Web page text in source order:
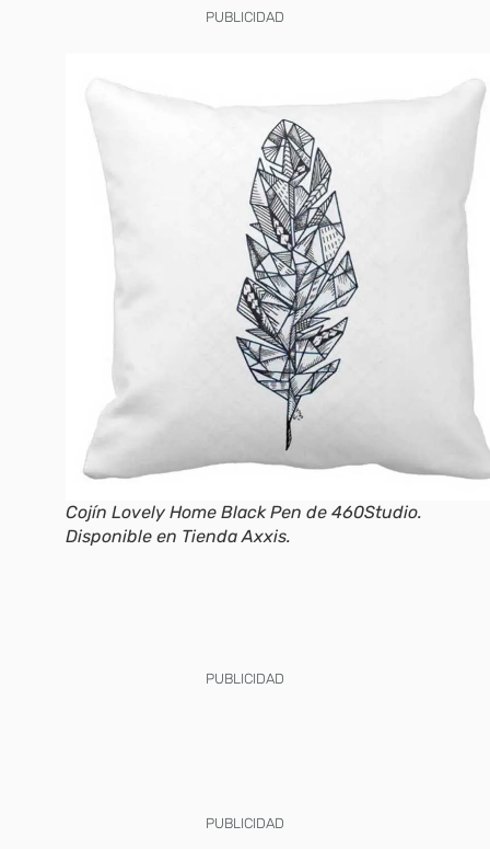
PUBLICIDAD
Cojín Lovely Home Black Pen de 460Studio.
Disponible en Tienda Axxis.
PUBLICIDAD
PUBLICIDAD